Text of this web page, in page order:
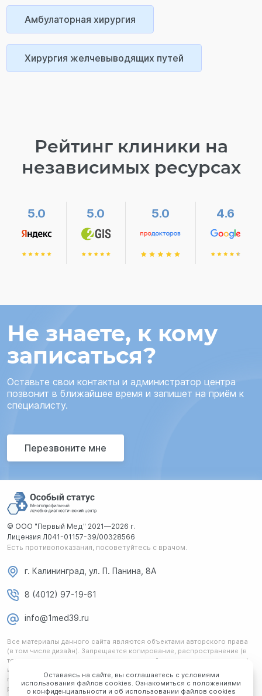
Амбулаторная хирургия
Хирургия желчевыводящих путей
Рейтинг клиники на
независимых ресурсах
5.0 5.0 5.0 4.6
Не знаете, к кому
записаться?
Оставьте свои контакты и администратор центра
позвонит в ближайшее время и запишет на приём к
специалисту.
Перезвоните мне
© ООО "Первый Мед" 2021—2026 г.
Лицензия Л041-01157-39/00328566
Есть противопоказания, посоветуйтесь с врачом.
г. Калининград, ул. П. Панина, 8А
8 (4012) 97-19-61
info@1med39.ru
Все материалы данного сайта являются объектами авторского права
(в том числе дизайн). Запрещается копирование, распространение (в
том числе путем копирования на другие сайты и ресурсы в интернете)
или любое иное использование информации и объектов без
предварительного согласия правообладателя. Любая информация,
размещенная на сайте, не является публичной офертой и носит
Оставаясь на сайте, вы соглашаетесь с условиями
использования файлов cookies. Ознакомиться с положениями
о конфиденциальности и об использовании файлов cookies